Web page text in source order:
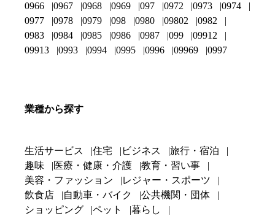
0966
0967 0968 0969 097 0972 0973
0974
0977
0978 0979 098 0980 09802
0982
0983
0984 0985 0986 0987 099
09912
09913
0993 0994 0995 0996 09969 0997
業種から探す
生活サービス 住宅 ビジネス
旅行・宿泊
趣味
医療・健康・介護
教育・習い事
美容・ファッション
レジャー・スポーツ
飲食店
自動車・バイク
公共機関・団体
ショッピング
ペット
暮らし